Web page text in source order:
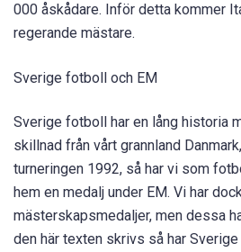
000 åskådare. Inför detta kommer
regerande mästare.
Sverige fotboll och EM
Sverige fotboll har en lång historia
skillnad från vårt grannland
turneringen 1992, så har vi som
hem en medalj under EM. Vi har
mästerskapsmedaljer, men dessa
den här texten skrivs så har